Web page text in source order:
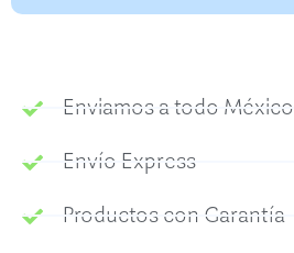
Enviamos a todo México
Envío Express
Productos con Garantía